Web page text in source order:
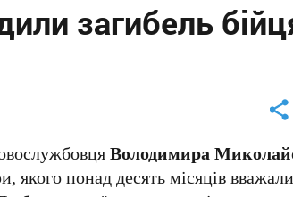
загибель
Володимира
якого понад десять місяців вважали